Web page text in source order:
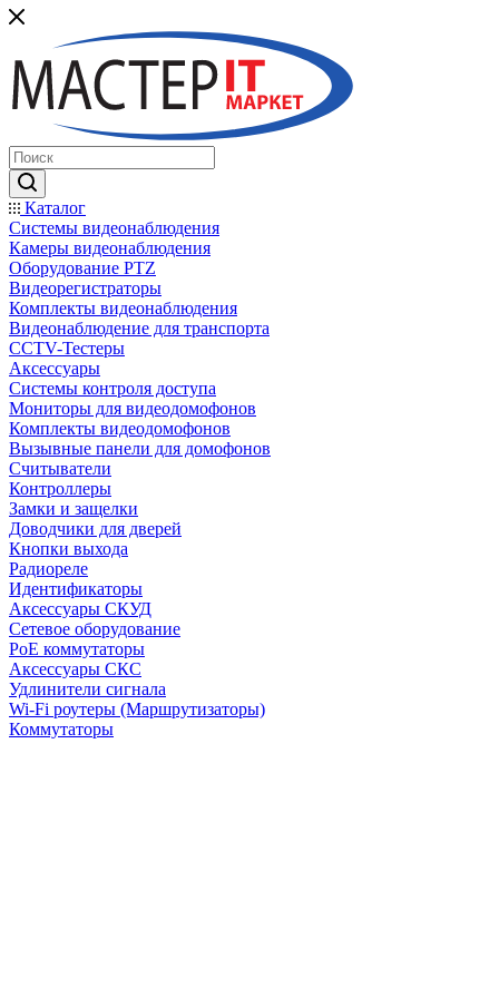
Каталог
Системы видеонаблюдения
Камеры видеонаблюдения
Оборудование PTZ
Видеорегистраторы
Комплекты видеонаблюдения
Видеонаблюдение для транспорта
CCTV-Тестеры
Аксессуары
Системы контроля доступа
Мониторы для видеодомофонов
Комплекты видеодомофонов
Вызывные панели для домофонов
Считыватели
Контроллеры
Замки и защелки
Доводчики для дверей
Кнопки выхода
Радиореле
Идентификаторы
Аксессуары СКУД
Сетевое оборудование
PoE коммутаторы
Аксессуары СКС
Удлинители сигнала
Wi-Fi роутеры (Маршрутизаторы)
Коммутаторы